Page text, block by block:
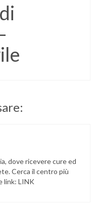
dove ricevere cure ed
Cerca il centro più
link: LINK